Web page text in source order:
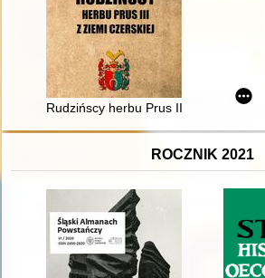
Rudzińscy herbu Prus III z ziemi
ROCZNIK 2021